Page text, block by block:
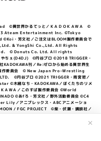
✕
異世界かるてっと／ＫＡＤＯＫＡＷＡ ©
Ateam Entertainment Inc. ©Tokyo
・芳文社／ご注文はBLOOM製作委員会で
& YongShi Co.,Ltd. All Rights
© Donuts Co. Ltd. All rights
(D4DJ) ©円谷プロ ©2018 TRIGGER・
刊／Re:ゼロから始める異世界生
作委員会 © New Japan Pro-Wrestling
©円谷プロ ©2021 TRIGGER・雨宮哲／
©木緒なち・KADOKAWA／ぼくたちのリメ
ＡＷＡ／このすば製作委員会 ©World
©あfろ・芳文社／野外活動委員会 ©C4
／アニプレックス・ABCアニメーショ
/ FGC PROJECT ©柴・伏瀬・講談社／
きな製作委員会 ©IIS-P／ぽんのみち製作委